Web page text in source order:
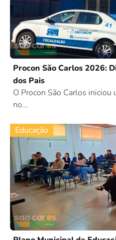
Procon São Carlos 2026:
dos Pais
O Procon São Carlos iniciou
no...
Educação